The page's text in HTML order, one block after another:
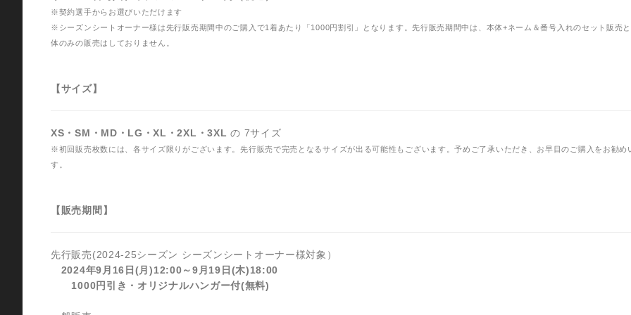
※契約選手からお選びいただけます
※シーズンシートオーナー様は先行販売期間中のご購入で1着あたり「1000円割引」となります。先行販売期間中は、本体+ネーム＆番号入れのセット販売
体のみの販売はしておりません。
【サイズ】
XS・SM・MD・LG・XL・2XL・3XL の 7サイズ
※初回販売枚数には、各サイズ限りがございます。先行販売で完売となるサイズが出る可能性もございます。予めご了承いただき、お早目のご購入をお勧め
す。
【販売期間】
先行販売(2024-25シーズン シーズンシートオーナー様対象）
2024年9月16日(月)12:00～9月19日(木)18:00
1000円引き・オリジナルハンガー付(無料)